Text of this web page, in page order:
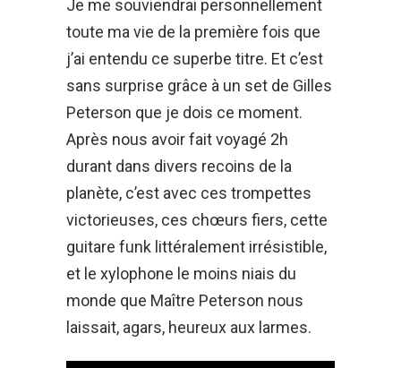
Je me souviendrai personnellement
toute ma vie de la première fois que
j’ai entendu ce superbe titre. Et c’est
sans surprise grâce à un set de Gilles
Peterson que je dois ce moment.
Après nous avoir fait voyagé 2h
durant dans divers recoins de la
planète, c’est avec ces trompettes
victorieuses, ces chœurs fiers, cette
guitare funk littéralement irrésistible,
et le xylophone le moins niais du
monde que Maître Peterson nous
laissait, agars, heureux aux larmes.